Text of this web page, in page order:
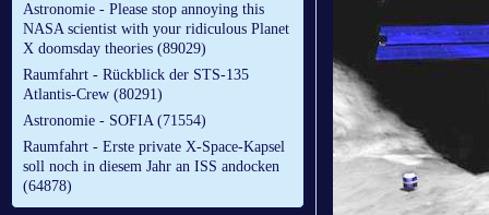
Astronomie - Please stop annoying this
NASA scientist with your ridiculous Planet
X doomsday theories (89029)
Raumfahrt - Rückblick der STS-135
Atlantis-Crew (80291)
Astronomie - SOFIA (71554)
Raumfahrt - Erste private X-Space-Kapsel
soll noch in diesem Jahr an ISS andocken
(64878)